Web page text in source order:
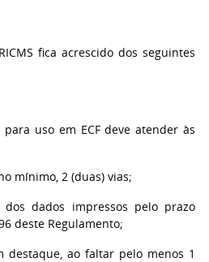
fica acrescido dos seguintes
uso em ECF deve atender às
mínimo, 2 (duas) vias;
dados impressos pelo prazo
deste Regulamento;
destaque, ao faltar pelo menos 1